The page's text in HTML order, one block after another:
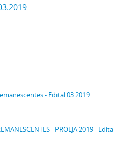
- Edital 03.2019
- PROEJA 2019 -